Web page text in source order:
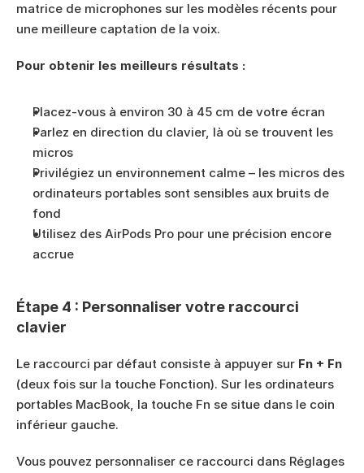
matrice de microphones sur les modèles récents pour
une meilleure captation de la voix.
Pour obtenir les meilleurs résultats :
Placez-vous à environ 30 à 45 cm de votre écran
Parlez en direction du clavier, là où se trouvent les
micros
Privilégiez un environnement calme – les micros des
ordinateurs portables sont sensibles aux bruits de
fond
Utilisez des AirPods Pro pour une précision encore
accrue
Étape 4 : Personnaliser votre raccourci
clavier
Le raccourci par défaut consiste à appuyer sur Fn + Fn
(deux fois sur la touche Fonction). Sur les ordinateurs
portables MacBook, la touche Fn se situe dans le coin
inférieur gauche.
Vous pouvez personnaliser ce raccourci dans Réglages